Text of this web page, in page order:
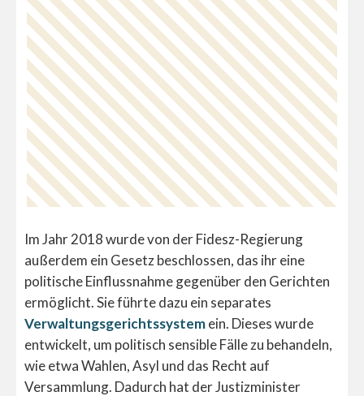
Im Jahr 2018 wurde von der Fidesz-Regierung
außerdem ein Gesetz beschlossen, das ihr eine
politische Einflussnahme gegenüber den Gerichten
ermöglicht. Sie führte dazu ein separates
Verwaltungsgerichtssystemein. Dieses wurde
entwickelt, um politisch sensible Fälle zu behandeln,
wie etwa Wahlen, Asyl und das Recht auf
Versammlung. Dadurch hat der Justizminister